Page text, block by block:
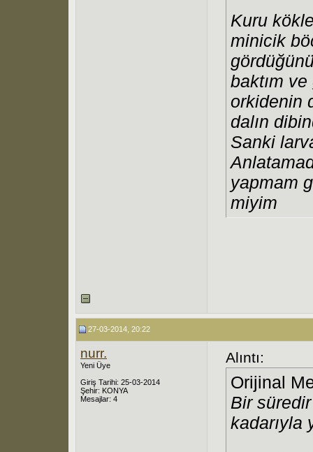
Kuru
minicik
baktım
orkidenin
dalın
Sanki
yapmam
miyim
27-03-2014, 20:22
nurr.
Yeni Üye
Giriş Tarihi: 25-03-2014
Şehir: KONYA
Mesajlar: 4
Alıntı:
Orijinal
Bir
kadarıyla